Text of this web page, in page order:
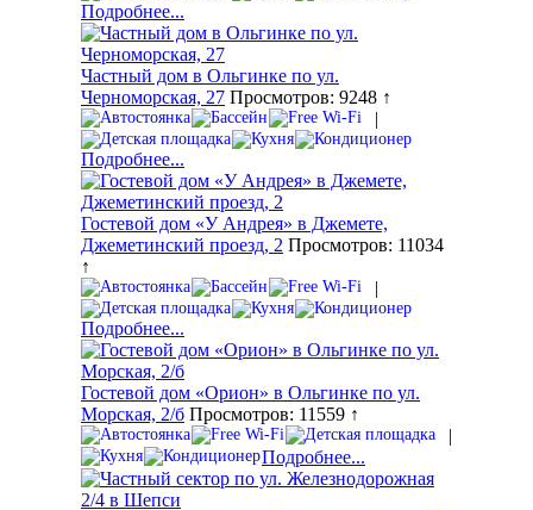
Подробнее...
Частный дом в Ольгинке по ул.
Черноморская, 27 Просмотров: 9248 ↑
|
Подробнее...
Гостевой дом «У Андрея» в Джемете,
Джеметинский проезд, 2 Просмотров: 11034
↑
|
Подробнее...
Гостевой дом «Орион» в Ольгинке по ул.
Морская, 2/б Просмотров: 11559 ↑
|
Подробнее...